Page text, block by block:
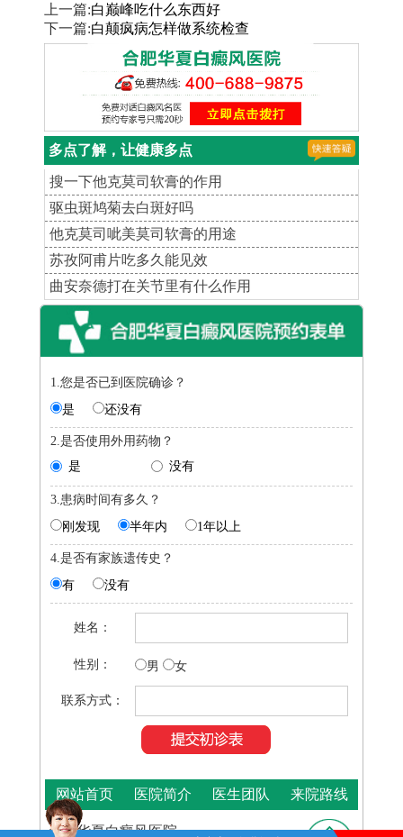
上一篇:白巅峰吃什么东西好
下一篇:白颠疯病怎样做系统检查
多点了解，让健康多点
搜一下他克莫司软膏的作用
驱虫斑鸠菊去白斑好吗
他克莫司呲美莫司软膏的用途
苏孜阿甫片吃多久能见效
曲安奈德打在关节里有什么作用
1.您是否已到医院确诊？
是
还没有
2.是否使用外用药物？
是
没有
3.患病时间有多久？
刚发现
半年内 1年以上
4.是否有家族遗传史？
有
没有
姓名：
性别： 男 女
联系方式：
网站首页 医院简介 医生团队 来院路线
合肥华夏白癜风医院